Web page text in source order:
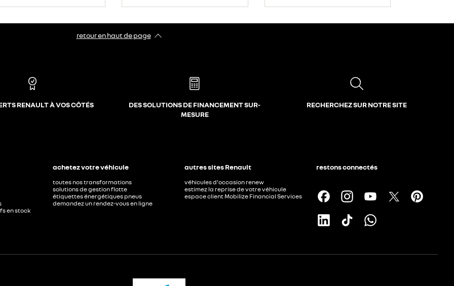
retour en haut de page​
RENAULT À VOS CÔTÉS
DES SOLUTIONS DE FINANCEMENT SUR-
MESURE
RECHERCHEZ SUR NOTRE SITE
en stock
achetez votre véhicule
toutes nos transformations
solutions de gestion flotte
étiquettes énergétiques pneus
demandez un rendez-vous en ligne
autres sites Renault
véhicules d'occasion renew
estimez la reprise de votre véhicule
espace client Mobilize Financial Services
restons connectés